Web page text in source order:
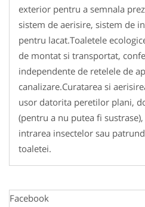
exterior pentru a semnala
sistem de aerisire, sistem de
pentru lacat.Toaletele
de montat si transportat,
independente de retelele de
canalizare.Curatarea si
usor datorita peretilor plani,
(pentru a nu putea fi
intrarea insectelor sau
toaletei.
Facebook